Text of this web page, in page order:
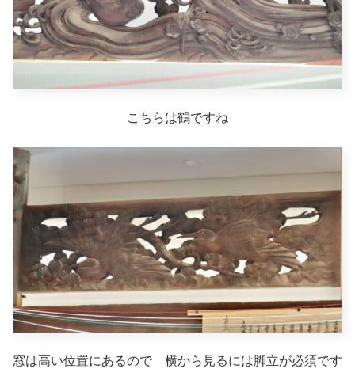
こちらは鶴ですね
窓は高い位置にあるので 横から見るには脚立が必須です